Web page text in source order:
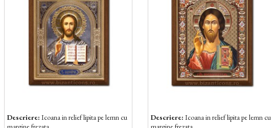
Descriere: Icoana in relief lipita pe lemn cu
Descriere:Icoana in relief lipita pe lemn cu